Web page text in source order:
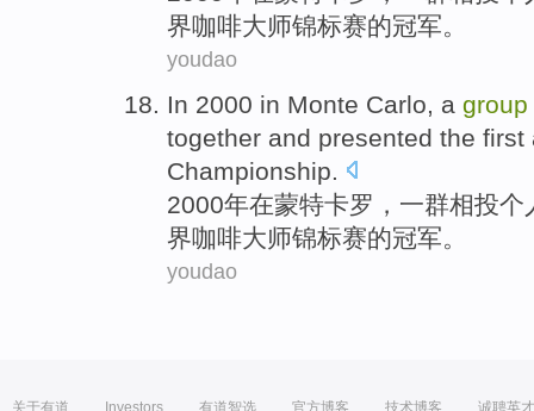
界咖啡大师锦标赛的冠军。
youdao
In 2000 in Monte Carlo a group
together and presented the first
Championship
2000年在蒙特卡罗 ， 一群相投个
界咖啡大师锦标赛的冠军。
youdao
关于有道 Investors 有道智选 官方博客 技术博客 诚聘英才